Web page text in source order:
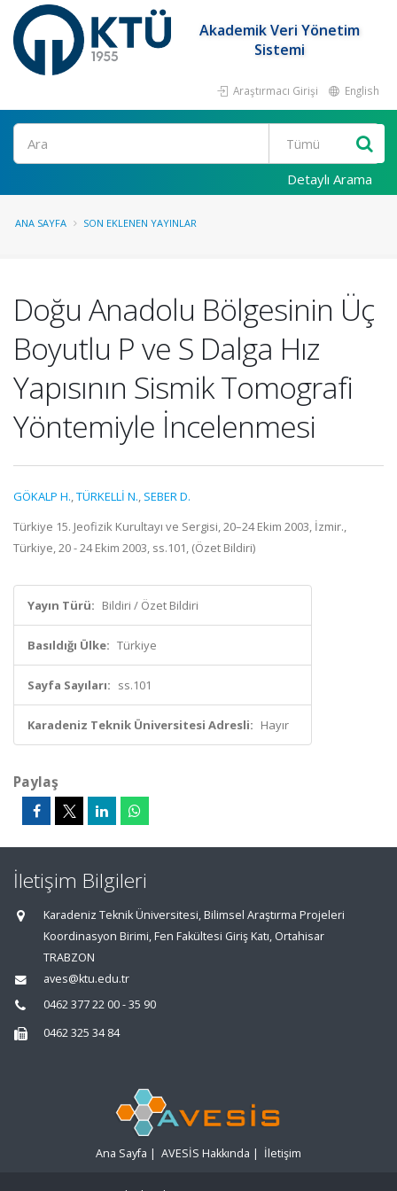
Akademik Veri Yönetim
Sistemi
Araştırmacı Girişi English
Ara
Detaylı Arama
ANA SAYFA SON EKLENEN YAYINLAR
Doğu Anadolu Bölgesinin Üç
Boyutlu P ve S Dalga Hız
Yapısının Sismik Tomografi
Yöntemiyle İncelenmesi
GÖKALP H.,TÜRKELLİ N., SEBER D.
Türkiye 15. Jeofizik Kurultayı ve Sergisi, 20–24 Ekim 2003, İzmir.,
Türkiye, 20 - 24 Ekim 2003, ss.101, (Özet Bildiri)
Yayın Türü: Bildiri / Özet Bildiri
Basıldığı Ülke: Türkiye
Sayfa Sayıları: ss.101
Karadeniz Teknik Üniversitesi Adresli: Hayır
Paylaş
İletişim Bilgileri
Karadeniz Teknik Üniversitesi, Bilimsel Araştırma Projeleri
Koordinasyon Birimi, Fen Fakültesi Giriş Katı, Ortahisar
TRABZON
aves@ktu.edu.tr
0462 377 22 00 - 35 90
0462 325 34 84
Ana Sayfa | AVESİS Hakkında | İletişim